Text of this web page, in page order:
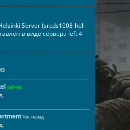
Server (srcds1008-hel-
в видесервера left 4
сейчас
Час назад